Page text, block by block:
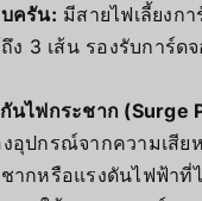
ครัน: มีสายไฟเลี้ยงก
ง 3 เส้น รองรับการ์ด
นไฟกระชาก (Surge
อุปกรณ์จากความเสีย
ากหรือแรงดันไฟฟ้าที่